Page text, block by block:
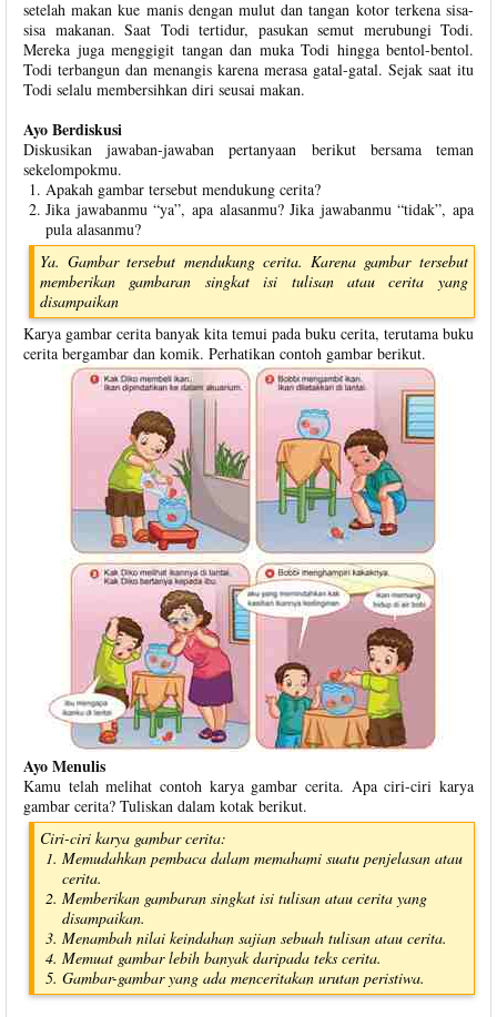
setelah makan kue manis dengan mulut dan tangan kotor terkena sisa-
sisa makanan. Saat Todi tertidur, pasukan semut merubungi Todi.
Mereka juga menggigit tangan dan muka Todi hingga bentol-bentol.
Todi terbangun dan menangis karena merasa gatal-gatal. Sejak saat itu
Todi selalu membersihkan diri seusai makan.
Ayo Berdiskusi
Diskusikan jawaban-jawaban pertanyaan berikut bersama teman
sekelompokmu.
Apakah gambar tersebut mendukung cerita?
Jika jawabanmu “ya”, apa alasanmu? Jika jawabanmu “tidak”, apa
pula alasanmu?
Ya. Gambar tersebut mendukung cerita. Karena gambar tersebut
memberikan gambaran singkat isi tulisan atau cerita yang
disampaikan
Karya gambar cerita banyak kita temui pada buku cerita, terutama buku
cerita bergambar dan komik. Perhatikan contoh gambar berikut.
Ayo Menulis
Kamu telah melihat contoh karya gambar cerita. Apa ciri-ciri karya
gambar cerita? Tuliskan dalam kotak berikut.
Ciri-ciri karya gambar cerita:
Memudahkan pembaca dalam memahami suatu penjelasan atau
cerita.
Memberikan gambaran singkat isi tulisan atau cerita yang
disampaikan.
Menambah nilai keindahan sajian sebuah tulisan atau cerita.
Memuat gambar lebih banyak daripada teks cerita.
Gambar-gambar yang ada menceritakan urutan peristiwa.